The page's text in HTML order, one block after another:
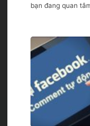
bạn đang quan